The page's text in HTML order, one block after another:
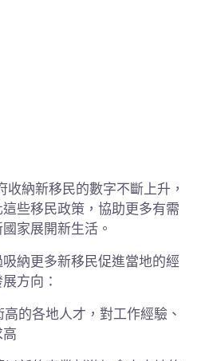
納新移民的數字不斷上升，
些移民政策，協助更多有需
家展開新生活。
納更多新移民促進當地的經
方向：
的各地人才，對工作經驗、